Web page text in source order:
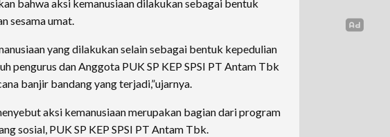
bahwa aksi kemanusiaan dilakukan sebagai bentuk
sesama umat.
yang dilakukan selain sebagai bentuk kepedulian
pengurus dan Anggota PUK SP KEP SPSI PT Antam Tbk
banjir bandang yang terjadi,”ujarnya.
aksi kemanusiaan merupakan bagian dari program
sosial, PUK SP KEP SPSI PT Antam Tbk.